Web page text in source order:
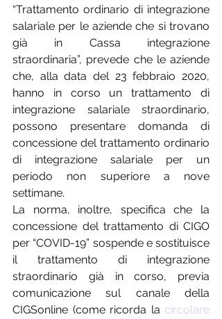
“Trattamento ordinario di integrazione
salariale per le aziende che si trovano
già in Cassa integrazione
straordinaria”, prevede che le aziende
che, alla data del 23 febbraio 2020,
hanno in corso un trattamento di
integrazione salariale straordinario,
possono presentare domanda di
concessione del trattamento ordinario
di integrazione salariale per un
periodo non superiore a nove
settimane.
La norma, inoltre, specifica che la
concessione del trattamento di CIGO
per “COVID-19” sospende e sostituisce
il trattamento di integrazione
straordinario già in corso, previa
comunicazione sul canale della
CIGSonline (come ricorda la circolare